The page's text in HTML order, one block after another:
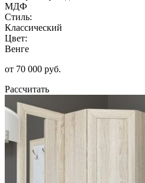
МДФ
Стиль:
Классический
Цвет:
Венге
от 70 000 руб.
Рассчитать